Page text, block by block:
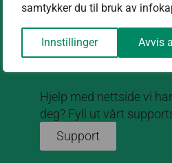
samtykker du til bruk av
Innstillinger Avvis
kontakt@nettrakett.no
Hjelp med nettside vi
deg? Fyll ut vårt
Support